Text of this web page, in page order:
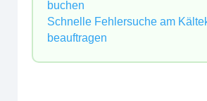
buchen
Schnelle Fehlersuche am
beauftragen